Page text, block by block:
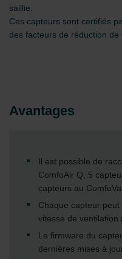
saillie.
Ces capteurs sont certifiés
des facteurs de réduction de
Avantages
Il est possible de
ComfoAir Q, 5
capteurs au
Chaque capteur
vitesse de ventilation
Le firmware du
dernières mises à